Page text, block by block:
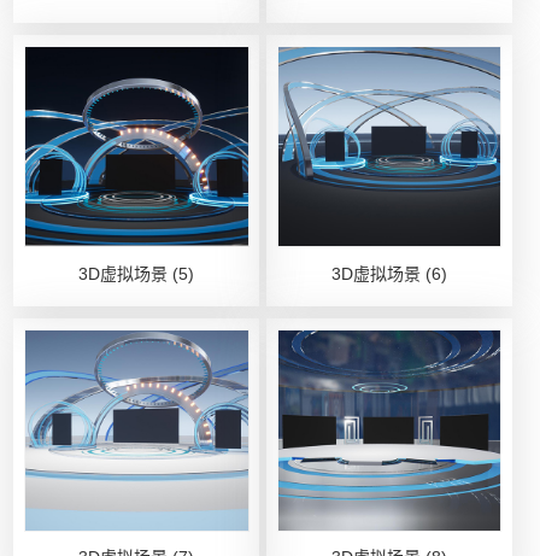
3D虚拟场景 (5) 3D虚拟场景 (6)